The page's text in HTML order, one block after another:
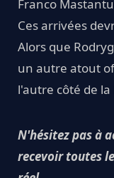
Franco
Ces arrivées
Alors que
un autre atout
l'autre côté de
N'hésitez pas à
recevoir toutes